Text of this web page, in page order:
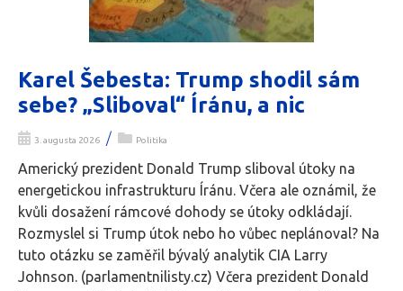
Karel Šebesta: Trump shodil sám
sebe? „Sliboval“ Íránu, a nic
3. augusta 2026 / Politika
Americký prezident Donald Trump sliboval útoky na
energetickou infrastrukturu Íránu. Včera ale oznámil, že
kvůli dosažení rámcové dohody se útoky odkládají.
Rozmyslel si Trump útok nebo ho vůbec neplánoval? Na
tuto otázku se zaměřil bývalý analytik CIA Larry
Johnson. (parlamentnilisty.cz) Včera prezident Donald